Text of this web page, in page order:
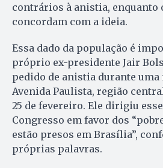
contrários à anistia, enquanto
concordam com a ideia.
Essa dado da população é
próprio ex-presidente Jair
pedido de anistia durante uma
Avenida Paulista, região
25 de fevereiro. Ele dirigiu
Congresso em favor dos
estão presos em Brasília”,
próprias palavras.